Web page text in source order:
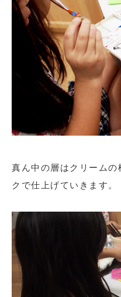
真ん中の層はクリーム
クで仕上げていきます。